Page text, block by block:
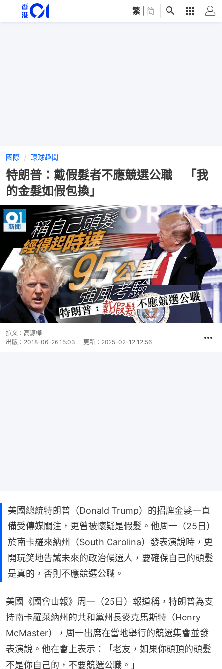
繁 简
國際 環球趣聞
特朗普：戴假髮者不應競選公職 「我
的金髮如假包換」
撰文： 高源樺
出版： 2018-06-26 15:03 更新： 2025-02-12 12:56
美國總統特朗普（Donald Trump）的招牌金髮一直
備受傳媒關注，更曾被懷疑是假髮。他周一（25日）
於南卡羅來納州（South Carolina）發表演說時，更
開玩笑地告誡未來的政治候選人，要確保自己的頭髮
是真的，否則不應競選公職。
美國《國會山報》周一（25日）報道稱，特朗普為支
持南卡羅萊納州的共和黨州長麥克馬斯特（Henry
McMaster），周一出席在當地舉行的競選集會並發
表演說。他在會上表示：「老友，如果你頭頂的頭髮
不是你自己的，不要競選公職。」